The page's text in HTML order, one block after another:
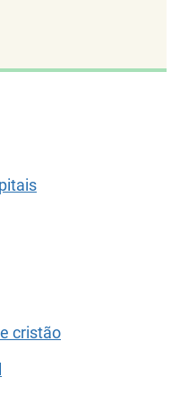
cristão